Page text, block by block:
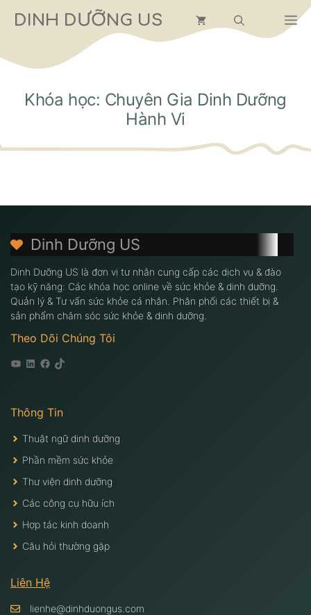
đến
dung
DINH DƯỠNG US
Khóa học: Chuyên Gia Dinh Dưỡng
Hành Vi
Dinh Dưỡng US
Dinh Dưỡng US là đơn vị tư nhân cung cấp các dịch vụ & đào
tạo kỹ năng: Các khóa học online về sức khỏe & dinh dưỡng.
Quản lý & Tư vấn sức khỏe cá nhân. Phân phối các thiết bị &
sản phẩm chăm sóc sức khỏe & dinh dưỡng.
Theo Dõi Chúng Tôi
Youtube
Linkedin
Facebook
Tiktok
Thông Tin
Thuật ngữ dinh dưỡng
Phần mềm sức khỏe
Thư viện dinh dưỡng
Các công cụ hữu ích
Hợp tác kinh doanh
Câu hỏi thường gặp
Liên Hệ
lienhe@dinhduongus.com